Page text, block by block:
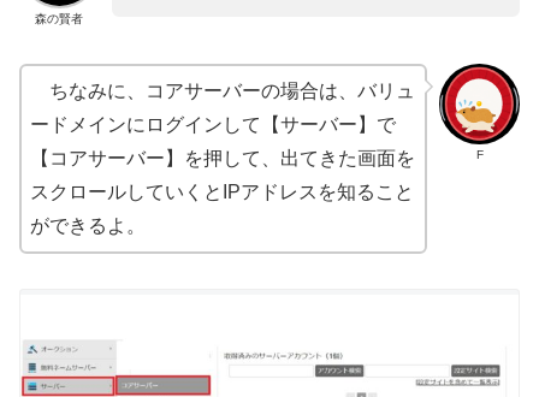
森の賢者
F
ちなみに、コアサーバーの場合は、バリュ
ードメインにログインして【サーバー】で
【コアサーバー】を押して、出てきた画面を
スクロールしていくとIPアドレスを知ること
ができるよ。